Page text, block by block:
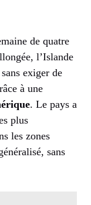
de quatre
l’Islande
exiger de
à une
. Le pays a
plus
les zones
sans